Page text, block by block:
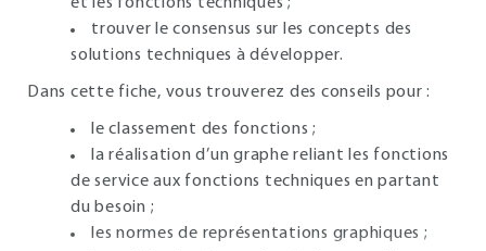
trouver le consensus sur les concepts des
solutions techniques à développer.
Dans cette fiche, vous trouverez des conseils pour :
le classement des fonctions ;
la réalisation d’un graphe reliant les fonctions
de service aux fonctions techniques en partant
du besoin ;
les normes de représentations graphiques ;